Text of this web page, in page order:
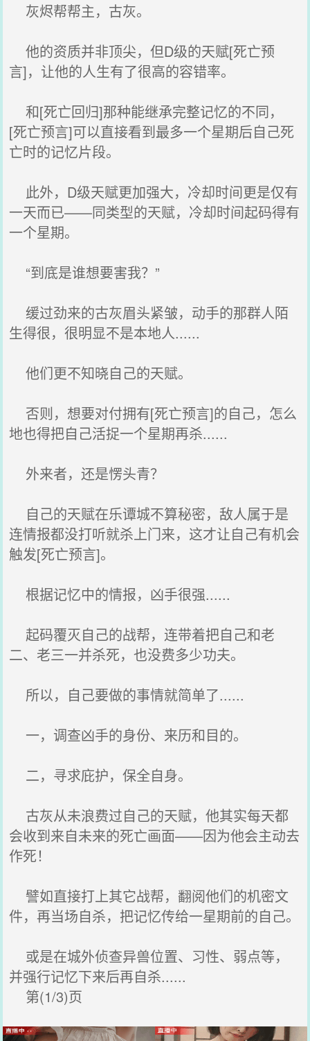
灰烬帮帮主，古灰。
他的资质并非顶尖，但D级的天赋[死亡预
言]，让他的人生有了很高的容错率。
和[死亡回归]那种能继承完整记忆的不同，
[死亡预言]可以直接看到最多一个星期后自己死
亡时的记忆片段。
此外，D级天赋更加强大，冷却时间更是仅有
一天而已——同类型的天赋，冷却时间起码得有
一个星期。
“到底是谁想要害我？”
缓过劲来的古灰眉头紧皱，动手的那群人陌
生得很，很明显不是本地人......
他们更不知晓自己的天赋。
否则，想要对付拥有[死亡预言]的自己，怎么
地也得把自己活捉一个星期再杀......
外来者，还是愣头青？
自己的天赋在乐谭城不算秘密，敌人属于是
连情报都没打听就杀上门来，这才让自己有机会
触发[死亡预言]。
根据记忆中的情报，凶手很强......
起码覆灭自己的战帮，连带着把自己和老
二、老三一并杀死，也没费多少功夫。
所以，自己要做的事情就简单了......
一，调查凶手的身份、来历和目的。
二，寻求庇护，保全自身。
古灰从未浪费过自己的天赋，他其实每天都
会收到来自未来的死亡画面——因为他会主动去
作死！
譬如直接打上其它战帮，翻阅他们的机密文
件，再当场自杀，把记忆传给一星期前的自己。
或是在城外侦查异兽位置、习性、弱点等，
并强行记忆下来后再自杀......
第(1/3)页